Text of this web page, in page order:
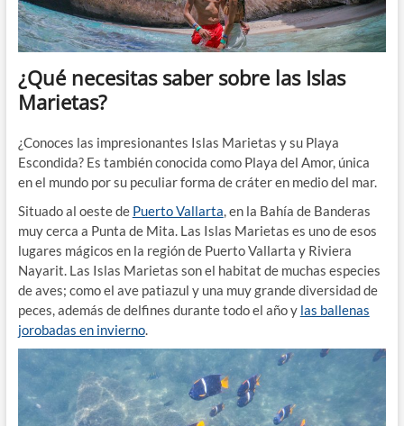
¿Qué necesitas saber sobre las Islas
Marietas?
¿Conoces las impresionantes Islas Marietas y su Playa
Escondida? Es también conocida como Playa del Amor, única
en el mundo por su peculiar forma de cráter en medio del mar.
Situado al oeste de Puerto Vallarta, en la Bahía de Banderas
muy cerca a Punta de Mita. Las Islas Marietas es uno de esos
lugares mágicos en la región de Puerto Vallarta y Riviera
Nayarit. Las Islas Marietas son el habitat de muchas especies
de aves; como el ave patiazul y una muy grande diversidad de
peces, además de delfines durante todo el año y las ballenas
jorobadas en invierno.